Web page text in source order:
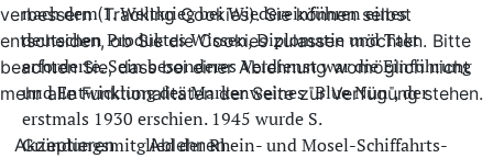
nach dem 1. Weltkrieg bei Wiedereinführen eines
deutschen Produktes Wissen, Diplomatie und Takt
erforderte. Sein besonderes Verdienst war die Einführung
und Entwicklung des Markenweines "Blue Nun", der
erstmals 1930 erschien. 1945 wurde S.
Gründungsmitglied der Rhein- und Mosel-Schiffahrts-
verbessern (Tracking Cookies). Sie können selbst
entscheiden, ob Sie die Cookies zulassen möchten. Bitte
beachten Sie, dass bei einer Ablehnung womöglich nicht
mehr alle Funktionalitäten der Seite zur Verfügung stehen.
Akzeptieren Ablehnen